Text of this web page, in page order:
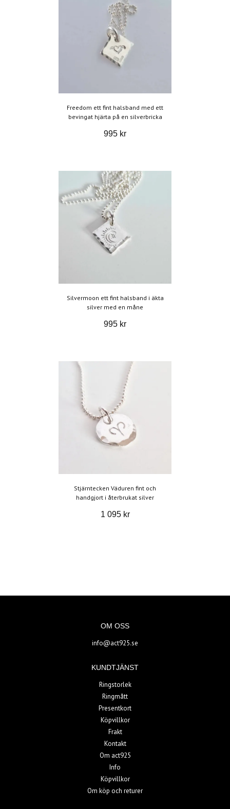
Freedom ett fint halsband med ett
bevingat hjärta på en silverbricka
995 kr
Silvermoon ett fint halsband i äkta
silver med en måne
995 kr
Stjärntecken Väduren fint och
handgjort i återbrukat silver
1 095 kr
OM OSS
info@act925.se
KUNDTJÄNST
Ringstorlek
Ringmått
Presentkort
Köpvillkor
Frakt
Kontakt
Om act925
Info
Köpvillkor
Om köp och returer